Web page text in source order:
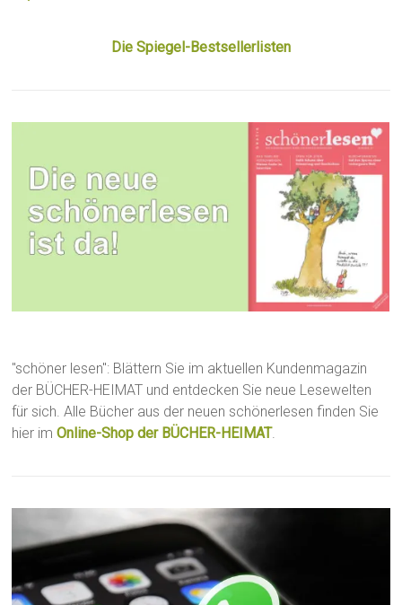
Die Spiegel-Bestsellerlisten
"schöner lesen": Blättern Sie im aktuellen Kundenmagazin
der BÜCHER-HEIMAT und entdecken Sie neue Lesewelten
für sich. Alle Bücher aus der neuen schönerlesen finden Sie
hier imOnline-Shop der BÜCHER-HEIMAT.